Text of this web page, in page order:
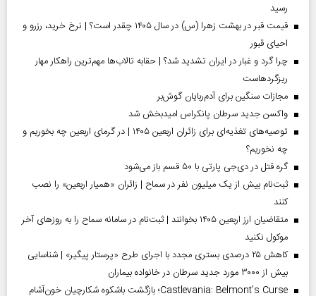
رسید
قیمت قبر در بهشت زهرا (س) در سال ۱۴۰۵ چقدر است؟ | نرخ خرید، رزرو و
احیای قبور
چرا گرد و غبار در ایران تشدید شد؟ | حقابه تالاب‌ها مهم‌ترین راهکار مهار
ریزگردهاست
مجازات سنگین برای آدم‌ربایان گوش‌بر
واکسن جدید سرطان پانکراس امیدبخش شد
توصیه‌های تغذیه‌ای برای زائران اربعین ۱۴۰۵ | در گرمای اربعین چه بخوریم و
چه نخوریم؟
گره قتل در دی‌جی پارتی با ۵۰ قسم باز می‌شود
ثبت‌نام بیش از یک میلیون نفر در سماح | زائران «همیار اربعین» را نصب
کنند
متقاضیان ارز اربعین ۱۴۰۵ بخوانند | ثبت‌نام در سامانه سماح را به روز‌های آخر
موکول نکنید
کاهش ۲۵ درصدی بستری مجدد با اجرای طرح «پرستار پیگیر» | شناسایی
بیش از ۳۰۰۰ مورد جدید سرطان در خانواده بیماران
Castlevania: Belmont’s Curse؛ بازگشت باشکوه شکارچیان خون‌آشام